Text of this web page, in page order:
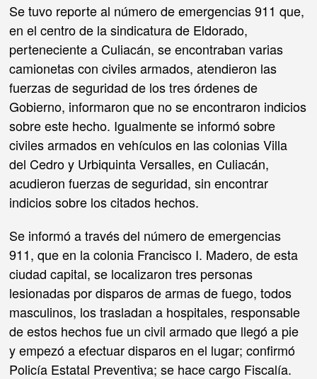
Se tuvo reporte al número de emergencias 911 que,
en el centro de la sindicatura de Eldorado,
perteneciente a Culiacán, se encontraban varias
camionetas con civiles armados, atendieron las
fuerzas de seguridad de los tres órdenes de
Gobierno, informaron que no se encontraron indicios
sobre este hecho. Igualmente se informó sobre
civiles armados en vehículos en las colonias Villa
del Cedro y Urbiquinta Versalles, en Culiacán,
acudieron fuerzas de seguridad, sin encontrar
indicios sobre los citados hechos.
Se informó a través del número de emergencias
911, que en la colonia Francisco I. Madero, de esta
ciudad capital, se localizaron tres personas
lesionadas por disparos de armas de fuego, todos
masculinos, los trasladan a hospitales, responsable
de estos hechos fue un civil armado que llegó a pie
y empezó a efectuar disparos en el lugar; confirmó
Policía Estatal Preventiva; se hace cargo Fiscalía.